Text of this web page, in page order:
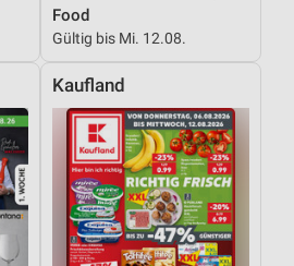
Food
Gültig bis Mi. 12.08.
Kaufland
zur Auswahl
von Inhalten